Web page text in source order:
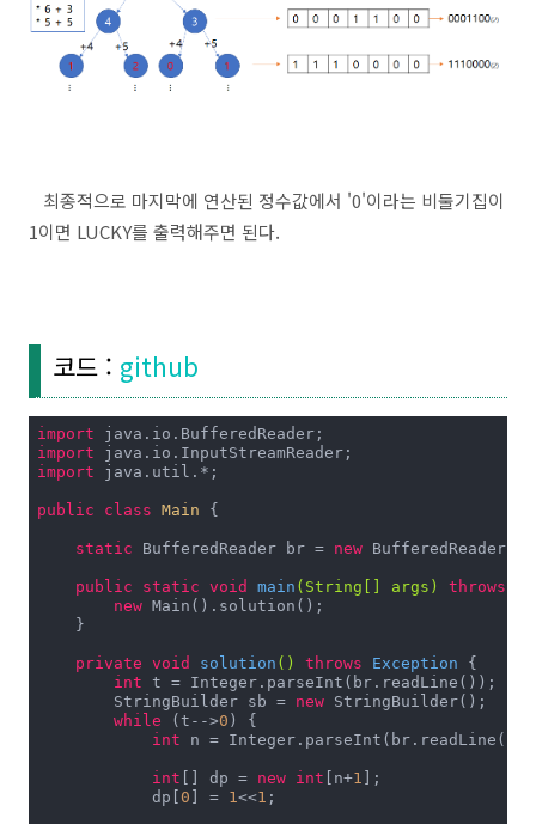
최종적으로 마지막에 연산된 정수값에서 '0'이라는 비둘기집이
1이면 LUCKY를 출력해주면 된다.
코드 : github
import
import
import java.util.*;
public class Main {
static BufferedReader br = new BufferedReader(
public static void main (String[] args) throws
new Main().solution();
    }
private void solution () throws Exception {
int t = Integer.parseInt(br.readLine());
        StringBuilder sb =
new StringBuilder();
while (t-->0 ) {
int n = Integer.parseInt(br.readLine());
int [] dp = new int [n+1 ];
            dp[
0 ] = 1 <<1 ;